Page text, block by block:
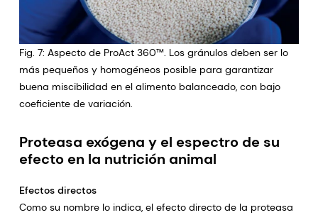
Fig. 7: Aspecto de ProAct 360™. Los gránulos deben ser lo
más pequeños y homogéneos posible para garantizar
buena miscibilidad en el alimento balanceado, con bajo
coeficiente de variación.
Proteasa exógena y el espectro de su
efecto en la nutrición animal
Efectos directos
Como su nombre lo indica, el efecto directo de la proteasa